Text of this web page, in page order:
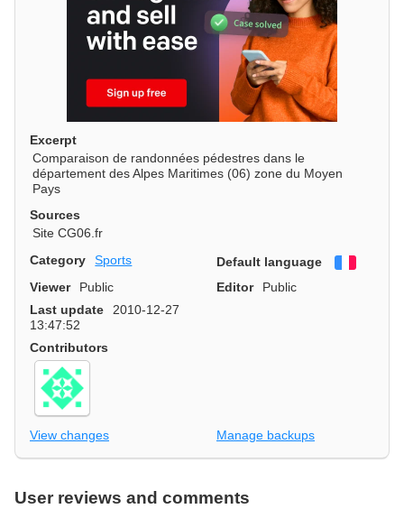
Excerpt
Comparaison de randonnées pédestres dans le
département des Alpes Maritimes (06) zone du Moyen
Pays
Sources
Site CG06.fr
Category
Sports Default language
Viewer
Public Editor
Public
Last update
2010-12-27
13:47:52
Contributors
View changes Manage backups
User reviews and comments